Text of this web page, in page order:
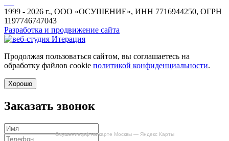
Осушение.рф на карте Москвы — Яндекс Карты
1999 - 2026 г., ООО «ОСУШЕНИЕ», ИНН 7716944250, ОГРН
1197746747043
Разработка и продвижение сайта
Продолжая пользоваться сайтом, вы соглашаетесь на
обработку файлов cookie политикой конфиденциальности.
Хорошо
Заказать звонок